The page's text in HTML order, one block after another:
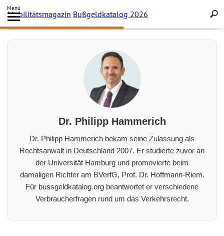
Inhalt
springen
Mobilitätsmagazin Bußgeldkatalog 2026
Menü
Search
Archiv des Autors
Dr. Philipp Hammerich
Dr. Philipp Hammerich bekam seine Zulassung als
Rechtsanwalt in Deutschland 2007. Er studierte zuvor an
der Universität Hamburg und promovierte beim
damaligen Richter am BVerfG, Prof. Dr. Hoffmann-Riem.
Für bussgeldkatalog.org beantwortet er verschiedene
Verbraucherfragen rund um das Verkehrsrecht.